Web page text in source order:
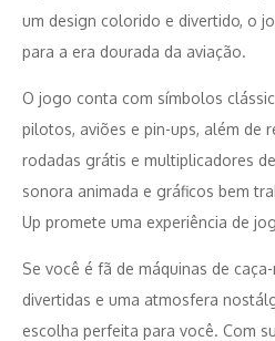
um design colorido e divertido, o
para a era dourada da aviação.
O jogo conta com símbolos
pilotos, aviões e pin-ups, além de
rodadas grátis e multiplicadores
sonora animada e gráficos bem
Up promete uma experiência de
Se você é fã de máquinas de
divertidas e uma atmosfera
escolha perfeita para você. Com